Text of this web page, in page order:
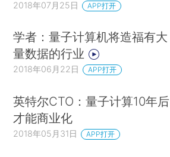
2018年07月25日 APP打开
学者：量子计算机将造福有大
量数据的行业
2018年06月22日 APP打开
英特尔CTO：量子计算10年后
才能商业化
2018年05月31日 APP打开